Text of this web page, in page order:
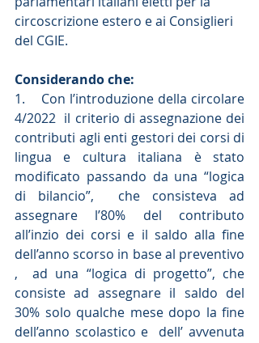
circoscrizione estero e ai Consiglieri
del CGIE.
Considerando che:
1.    Con l’introduzione della circolare
4/2022  il criterio di assegnazione dei
contributi agli enti gestori dei corsi di
lingua e cultura italiana è stato
modificato passando da una “logica
di bilancio”,  che consisteva ad
assegnare l’80% del contributo
all’inzio dei corsi e il saldo alla fine
dell’anno scorso in base al preventivo
,  ad una “logica di progetto”, che
consiste ad assegnare il saldo del
30% solo qualche mese dopo la fine
dell’anno scolastico e  dell’ avvenuta